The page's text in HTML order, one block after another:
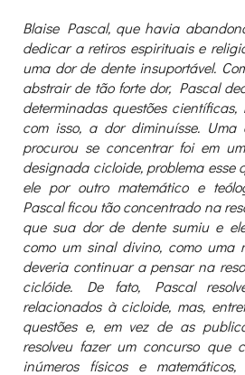
Blaise Pascal, que havia
dedicar a retiros espirituais e
uma dor de dente insuportável.
abstrair de tão forte dor, Pascal
determinadas questões
com isso, a dor diminuísse. Uma
procurou se concentrar foi em
designada cicloide, problema esse
ele por outro matemático e
Pascal ficou tão concentrado na
que sua dor de dente sumiu e
como um sinal divino, como uma
deveria continuar a pensar na
ciclóide. De fato, Pascal
relacionados à cicloide, mas,
questões e, em vez de as
resolveu fazer um concurso que
inúmeros físicos e